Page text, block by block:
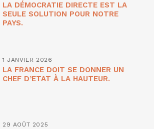
LA DÉMOCRATIE DIRECTE EST LA
SEULE SOLUTION POUR NOTRE
PAYS.
1 JANVIER 2026
LA FRANCE DOIT SE DONNER UN
CHEF D’ETAT À LA HAUTEUR.
29 AOÛT 2025